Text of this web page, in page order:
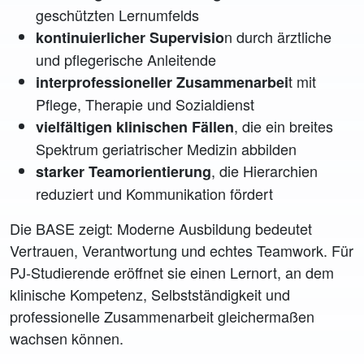
geschützten Lernumfelds
kontinuierlicher Supervision durch ärztliche
und pflegerische Anleitende
interprofessioneller Zusammenarbeit mit
Pflege, Therapie und Sozialdienst
vielfältigen klinischen Fällen, die ein breites
Spektrum geriatrischer Medizin abbilden
starker Teamorientierung, die Hierarchien
reduziert und Kommunikation fördert
Die BASE zeigt: Moderne Ausbildung bedeutet
Vertrauen, Verantwortung und echtes Teamwork. Für
PJ‑Studierende eröffnet sie einen Lernort, an dem
klinische Kompetenz, Selbstständigkeit und
professionelle Zusammenarbeit gleichermaßen
wachsen können.